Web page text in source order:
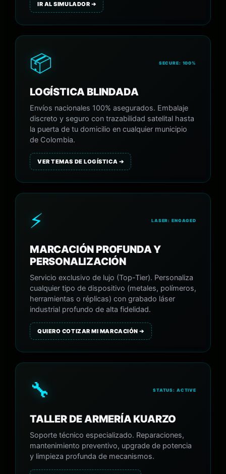
IR AL SIMULADOR ➔
📦 SECURE: 100%
LOGÍSTICA BLINDADA
Envíos nacionales 100% asegurados. Embalaje
discreto y seguro con trazabilidad satelital hasta
la puerta de tu domicilio en cualquier municipio
de Colombia.
VER TEMAS DE LOGÍSTICA ➔
⚡ LASER: ENGAGED
MARCACIÓN PROFUNDA Y
PERSONALIZACIÓN
Servicio exclusivo de lujo (Top-Tier). Personaliza
cualquier tipo de dispositivo (metales, polímeros,
herramientas o réplicas) con grabado láser
industrial profundo de alta fidelidad.
QUIERO COTIZAR MI MARCACIÓN ➔
🔧 STATUS: ACTIVE
TALLER DE ARMERÍA KUARZO
Soporte técnico especializado. Reparaciones,
mantenimiento preventivo, upgrade de potencia
y limpieza profunda de mecanismos.